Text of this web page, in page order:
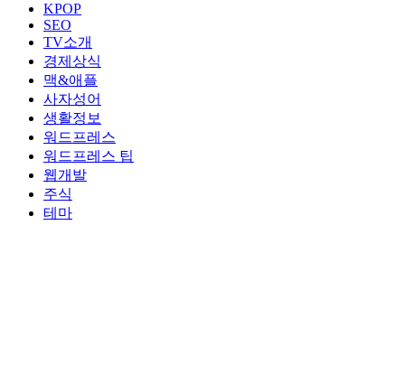
KPOP
SEO
TV소개
경제상식
맥&애플
사자성어
생활정보
워드프레스
워드프레스 팁
웹개발
주식
테마